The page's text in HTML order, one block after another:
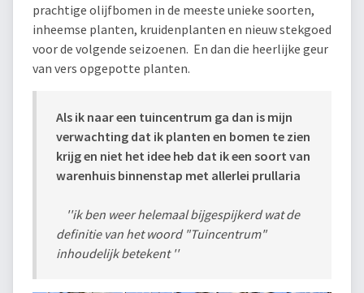
prachtige olijfbomen in de meeste unieke soorten,
inheemse planten, kruidenplanten en nieuw stekgoed
voor de volgende seizoenen. En dan die heerlijke geur
van vers opgepotte planten.
Als ik naar een tuincentrum ga dan is mijn
verwachting dat ik planten en bomen te zien
krijg en niet het idee heb dat ik een soort van
warenhuis binnenstap met allerlei prullaria
''ik ben weer helemaal bijgespijkerd wat de
definitie van het woord "Tuincentrum"
inhoudelijk betekent ''